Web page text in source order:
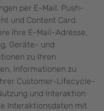
per E-Mail, Push-
und Content Card.
Ihre E-Mail-Adresse,
Geräte- und
zu Ihren
Informationen zu
Customer-Lifecycle-
und Interaktion
Interaktionsdaten mit